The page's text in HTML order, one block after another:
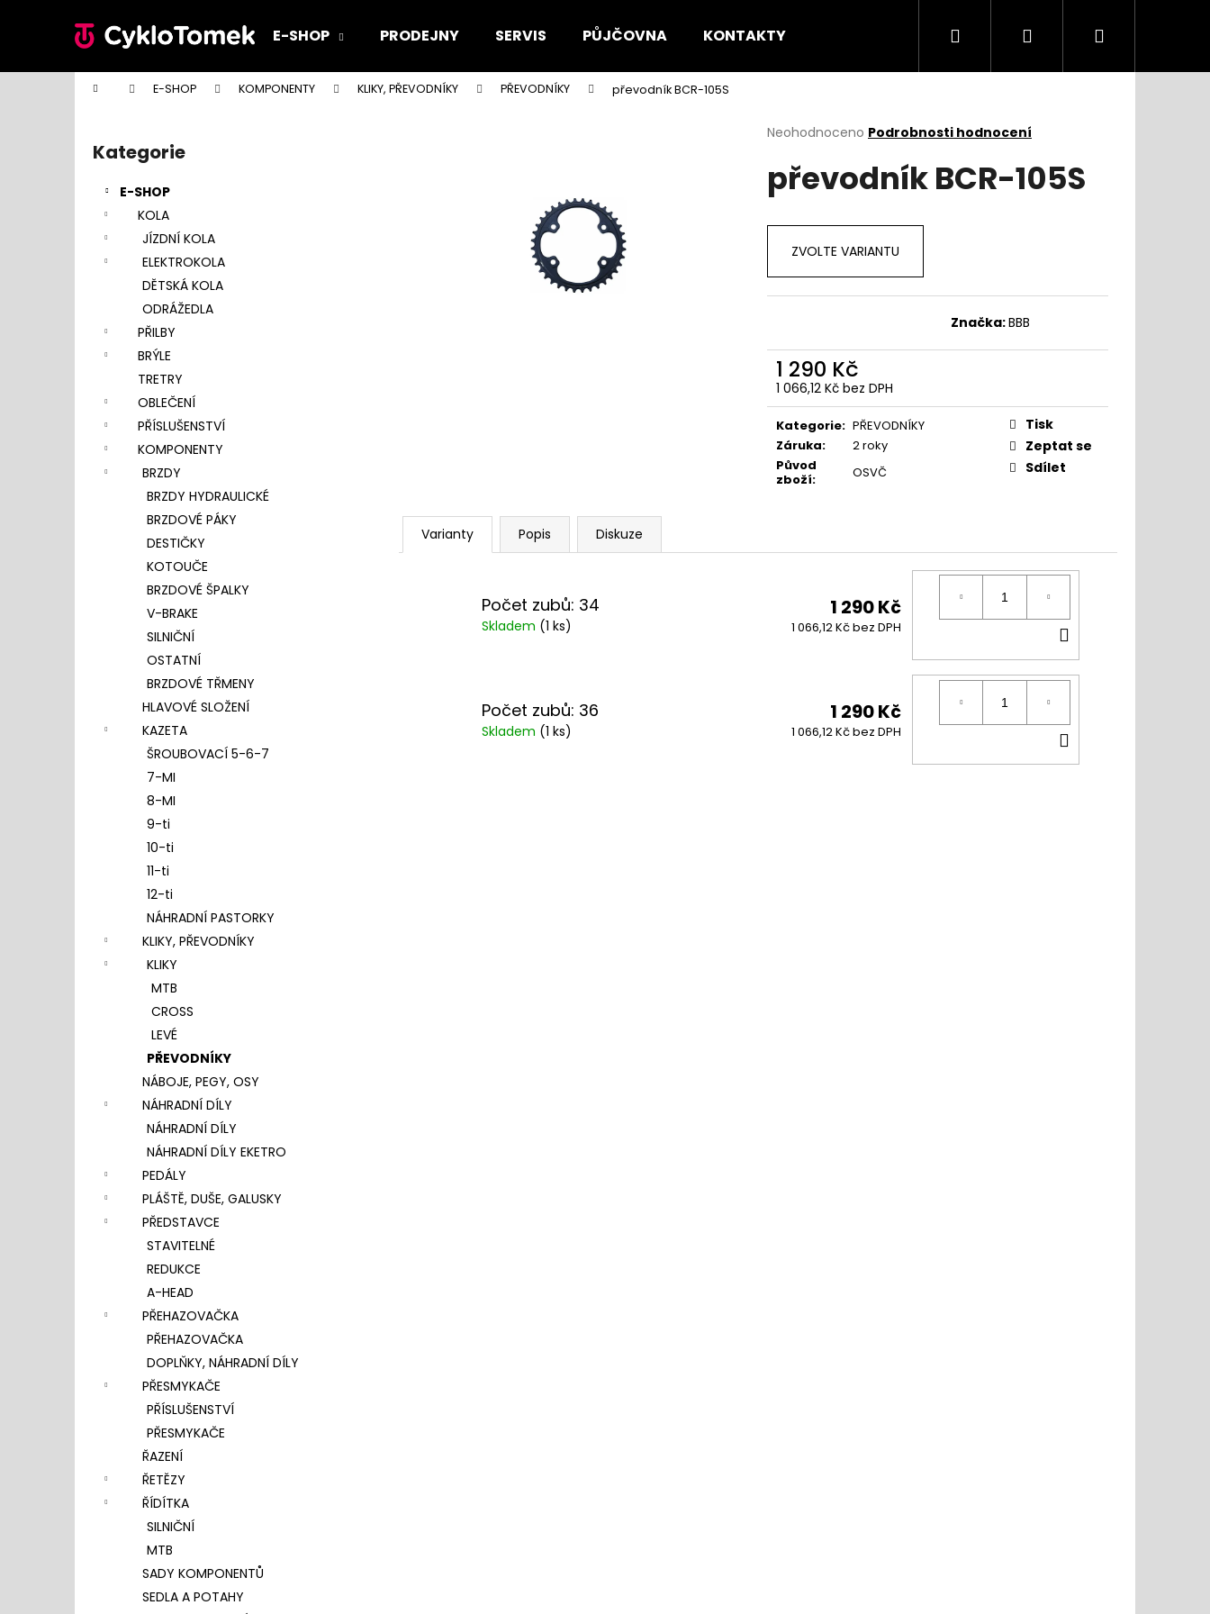
E-SHOP PRODEJNY SERVIS PŮJČOVNA KONTAKTY Hledat PřihlášeníNákupní
Domů E-SHOP KOMPONENTY KLIKY, PŘEVODNÍKY PŘEVODNÍKY převodník BCR-105S
Přeskočit
kategorie
Kategorie
E-SHOP
KOLA
JÍZDNÍ KOLA
ELEKTROKOLA
DĚTSKÁ KOLA
ODRÁŽEDLA
PŘILBY
BRÝLE
TRETRY
OBLEČENÍ
PŘÍSLUŠENSTVÍ
KOMPONENTY
BRZDY
BRZDY HYDRAULICKÉ
BRZDOVÉ PÁKY
DESTIČKY
KOTOUČE
BRZDOVÉ ŠPALKY
V-BRAKE
SILNIČNÍ
OSTATNÍ
BRZDOVÉ TŘMENY
HLAVOVÉ SLOŽENÍ
KAZETA
ŠROUBOVACÍ 5-6-7
7-MI
8-MI
9-ti
10-ti
11-ti
12-ti
NÁHRADNÍ PASTORKY
KLIKY, PŘEVODNÍKY
KLIKY
MTB
CROSS
LEVÉ
PŘEVODNÍKY
NÁBOJE, PEGY, OSY
NÁHRADNÍ DÍLY
NÁHRADNÍ DÍLY
NÁHRADNÍ DÍLY EKETRO
PEDÁLY
PLÁŠTĚ, DUŠE, GALUSKY
PŘEDSTAVCE
STAVITELNÉ
REDUKCE
A-HEAD
PŘEHAZOVAČKA
PŘEHAZOVAČKA
DOPLŇKY, NÁHRADNÍ DÍLY
PŘESMYKAČE
PŘÍSLUŠENSTVÍ
PŘESMYKAČE
ŘAZENÍ
ŘETĚZY
ŘÍDÍTKA
SILNIČNÍ
MTB
SADY KOMPONENTŮ
SEDLA A POTAHY
Průměrné
produktu
je
0,0
hvězdiček.
Neohodnoceno Podrobnosti hodnocení
převodník BCR-105S
ZVOLTE VARIANTU
Značka:BBB
1 290 Kč
1 066,12 Kč bez DPH
Měrná
cena:
Kategorie: PŘEVODNÍKY
Záruka:
2 roky
Původ
zboží: OSVČ
Tisk
Zeptat se
Sdílet
Varianty Popis Diskuze
Počet zubů: 34
Skladem (1 ks)
1 290 Kč
1 066,12 Kč bez DPH
KOŠÍKU
Počet zubů: 36
Skladem (1 ks)
1 290 Kč
1 066,12 Kč bez DPH
KOŠÍKU
í
Zpět
do
Zpět
do
Co potřebujete najít?
Doporučujeme